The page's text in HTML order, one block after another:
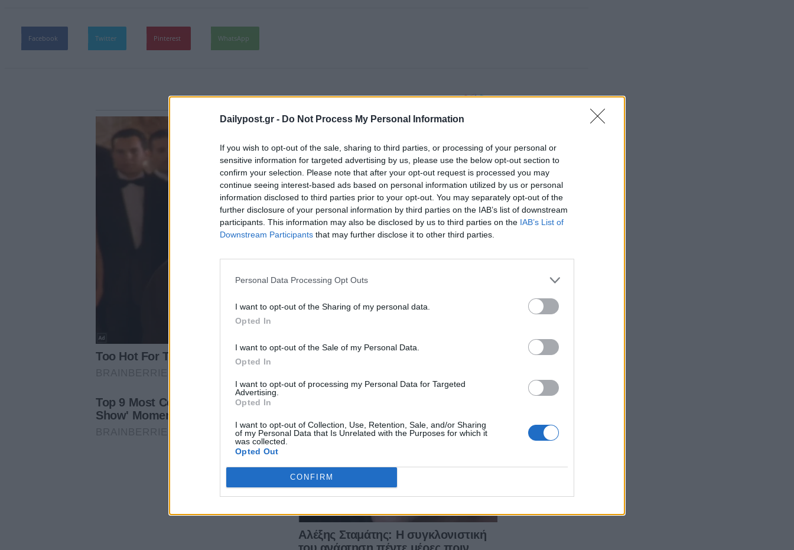
Dailypost.gr - Do Not Process My Personal Information
If you wish to opt-out of the sale, sharing to third parties, or processing of your personal or
sensitive information for targeted advertising by us, please use the below opt-out section to
confirm your selection. Please note that after your opt-out request is processed you may
continue seeing interest-based ads based on personal information utilized by us or personal
information disclosed to third parties prior to your opt-out. You may separately opt-out of the
further disclosure of your personal information by third parties on the IAB’s list of downstream
participants. This information may also be disclosed by us to third parties on the IAB’s List of
Downstream Participants that may further disclose it to other third parties.
Personal Data Processing Opt Outs
I want to opt-out of the Sharing of my personal data.
Opted In
I want to opt-out of the Sale of my Personal Data.
Opted In
I want to opt-out of processing my Personal Data for Targeted
Advertising.
Opted In
I want to opt-out of Collection, Use, Retention, Sale, and/or Sharing
of my Personal Data that Is Unrelated with the Purposes for which it
was collected.
Opted Out
CONFIRM
Facebook Twitter Pinterest WhatsApp